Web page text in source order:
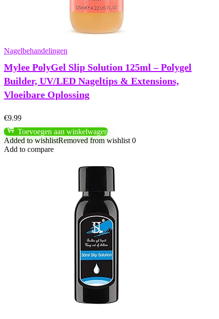
Nagelbehandelingen
Mylee PolyGel Slip Solution 125ml – Polygel
Builder, UV/LED Nageltips & Extensions,
Vloeibare Oplossing
€9.99
Toevoegen aan winkelwagen
Added to wishlistRemoved from wishlist 0
Add to compare